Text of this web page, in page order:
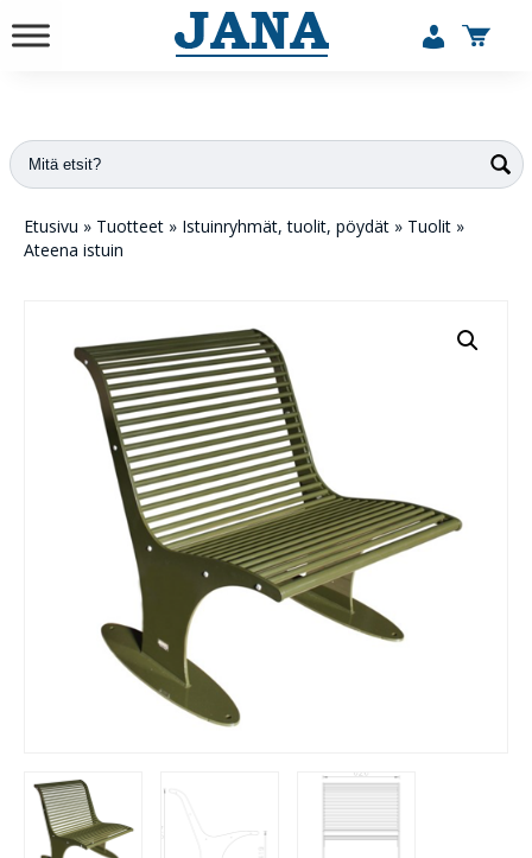
Etusivu » Tuotteet » Istuinryhmät, tuolit, pöydät » Tuolit »
Ateena istuin